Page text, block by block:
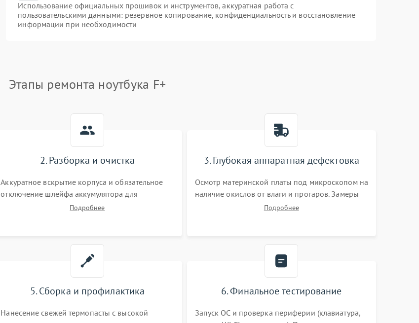
Использование официальных прошивок и инструментов, аккуратная работа с
пользовательскими данными: резервное копирование, конфиденциальность и восстановление
информации при необходимости
Этапы ремонта ноутбука F+
2. Разборка и очистка
Аккуратное вскрытие корпуса и обязательное
отключение шлейфа аккумулятора для
обесточивания платы. Демонтаж системы
Подробнее
3. Глубокая аппаратная дефектовка
Осмотр материнской платы под микроскопом на
наличие окислов от влаги и прогаров. Замеры
сопротивлений и дежурных напряжений.
Подробнее
5. Сборка и профилактика
Нанесение свежей термопасты с высокой
6. Финальное тестирование
Запуск ОС и проверка периферии (клавиатура,